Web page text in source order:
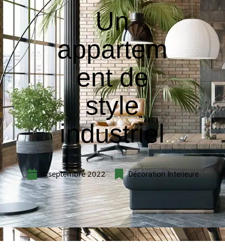
Un
appartem
ent de
style
industriel
1 septembre 2022 Décoration Interieure